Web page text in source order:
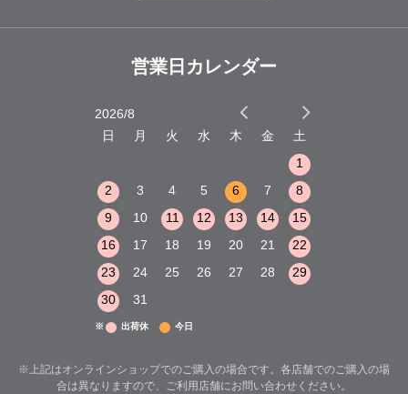
営業日カレンダー
2026/8
日
月 火 水 木 金
土
1
2
3 4 5 6 7
8
9
10 11 12 13 14
15
16
17 18 19 20 21
22
23
24 25 26 27 28
29
30
31
※ 出荷休 今日
※上記はオンラインショップでのご購入の場合です。各店舗でのご購入の場
合は異なりますので、ご利用店舗にお問い合わせください。